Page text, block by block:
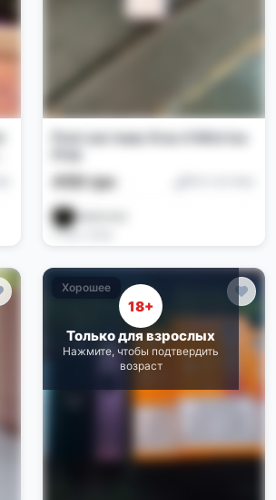
Pod-система Xros 4 Mini Ice
450 грн
алисочка
4 нед. назад
Хорошее
18+
Только для взрослых
Нажмите, чтобы подтвердить
возраст